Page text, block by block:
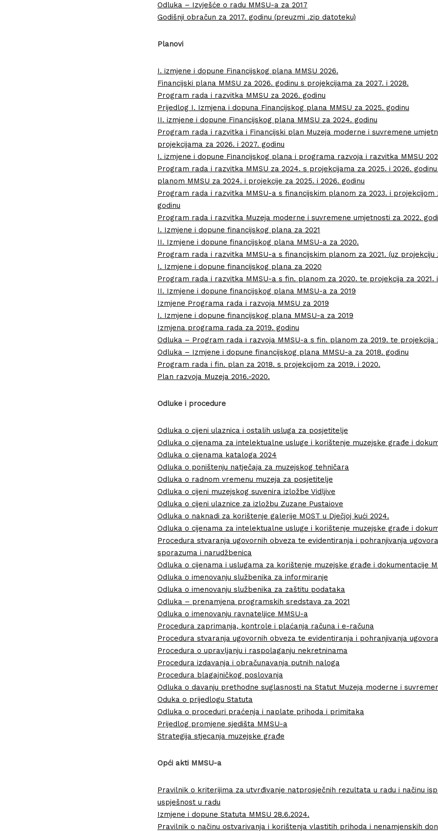
Odluka – Izvješće o radu MMSU-a za 2017
Godišnji obračun za 2017. godinu (preuzmi .zip datoteku)
Planovi
I. izmjene i dopune Financijskog plana MMSU 2026.
Financijski plana MMSU za 2026. godinu s projekcijama za 2027. i 2028.
Program rada i razvitka MMSU za 2026. godinu
Prijedlog I. Izmjena i dopuna Financijskog plana MMSU za 2025. godinu
II. izmjene i dopune Financijskog plana MMSU za 2024. godinu
Program rada i razvitka i Financijski plan Muzeja moderne i suvremene
projekcijama za 2026. i 2027. godinu
I. izmjene i dopune Financijskog plana i programa razvoja i razvitka MMSU
Program rada i razvitka MMSU za 2024. s projekcijama za 2025. i 2026.
planom MMSU za 2024. i projekcije za 2025. i 2026. godinu
Program rada i razvitka MMSU-a s financijskim planom za 2023. i projekcijom
godinu
Program rada i razvitka Muzeja moderne i suvremene umjetnosti za 2022.
I. Izmjene i dopune financijskog plana za 2021
II. Izmjene i dopune financijskog plana MMSU-a za 2020.
Program rada i razvitka MMSU-a s financijskim planom za 2021. (uz projekciju
I. Izmjene i dopune financijskog plana za 2020
Program rada i razvitka MMSU-a s fin. planom za 2020. te projekcija za 2021. i
II. Izmjene i dopune financijskog plana MMSU-a za 2019
Izmjene Programa rada i razvoja MMSU za 2019
I. Izmjene i dopune financijskog plana MMSU-a za 2019
Izmjena programa rada za 2019. godinu
Odluka – Program rada i razvoja MMSU-a s fin. planom za 2019. te projekcija
Odluka – Izmjene i dopune financijskog plana MMSU-a za 2018. godinu
Program rada i fin. plan za 2018. s projekcijom za 2019. i 2020.
Plan razvoja Muzeja 2016.-2020.
Odluke i procedure
Odluka o cijeni ulaznica i ostalih usluga za posjetitelje
Odluka o cijenama za intelektualne usluge i korištenje muzejske građe i
Odluka o cijenama kataloga 2024
Odluka o poništenju natječaja za muzejskog tehničara
Odluka o radnom vremenu muzeja za posjetitelje
Odluka o cijeni muzejskog suvenira izložbe Vidljive
Odluka o cijeni ulaznice za izložbu Zuzane Pustaiove
Odluka o naknadi za korištenje galerije MOST u Dječjoj kući 2024.
Odluka o cijenama za intelektualne usluge i korištenje muzejske građe i
Procedura stvaranja ugovornih obveza te evidentiranja i pohranjivanja
sporazuma i narudžbenica
Odluka o cijenama i uslugama za korištenje muzejske građe i dokumentacije
Odluka o imenovanju službenika za informiranje
Odluka o imenovanju službenika za zaštitu podataka
Odluka – prenamjena programskih sredstava za 2021
Odluka o imenovanju ravnateljice MMSU-a
Procedura zaprimanja, kontrole i plaćanja računa i e-računa
Procedura stvaranja ugovornih obveza te evidentiranja i pohranjivanja
Procedura o upravljanju i raspolaganju nekretninama
Procedura izdavanja i obračunavanja putnih naloga
Procedura blagajničkog poslovanja
Odluka o davanju prethodne suglasnosti na Statut Muzeja moderne i
Oduka o prijedlogu Statuta
Odluka o proceduri praćenja i naplate prihoda i primitaka
Prijedlog promjene sjedišta MMSU-a
Strategija stjecanja muzejske građe
Opći akti MMSU-a
Pravilnik o kriterijima za utvrđivanje natprosječnih rezultata u radu i načinu
uspješnost u radu
Izmjene i dopune Statuta MMSU 28.6.2024.
Pravilnik o načinu ostvarivanja i korištenja vlastitih prihoda i nenamjenskih